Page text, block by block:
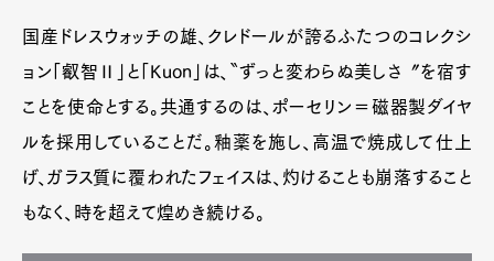
国産ドレスウォッチの雄、クレドールが誇るふたつのコレクシ
ョン「叡智Ⅱ」と「Kuon」は、〝ずっと変わらぬ美しさ〞を宿す
ことを使命とする。共通するのは、ポーセリン＝磁器製ダイヤ
ルを採用していることだ。釉薬を施し、高温で焼成して仕上
げ、ガラス質に覆われたフェイスは、灼けることも崩落すること
もなく、時を超えて煌めき続ける。